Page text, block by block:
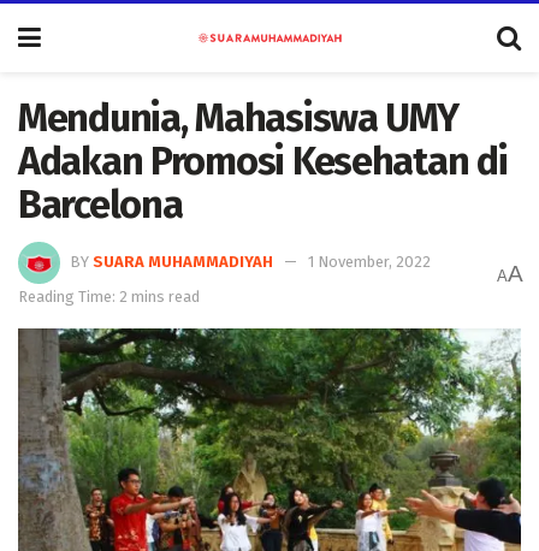
Mendunia, Mahasiswa UMY
Adakan Promosi Kesehatan di
Barcelona
BY SUARA MUHAMMADIYAH
1 November, 2022
Reading Time: 2 mins read
AA